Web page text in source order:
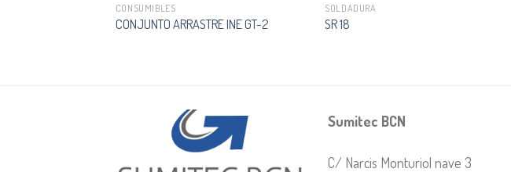
CONSUMIBLES
CONJUNTO ARRASTRE INE GT-2
SOLDADURA
SR 18
Sumitec BCN
C/ Narcis Monturiol nave 3